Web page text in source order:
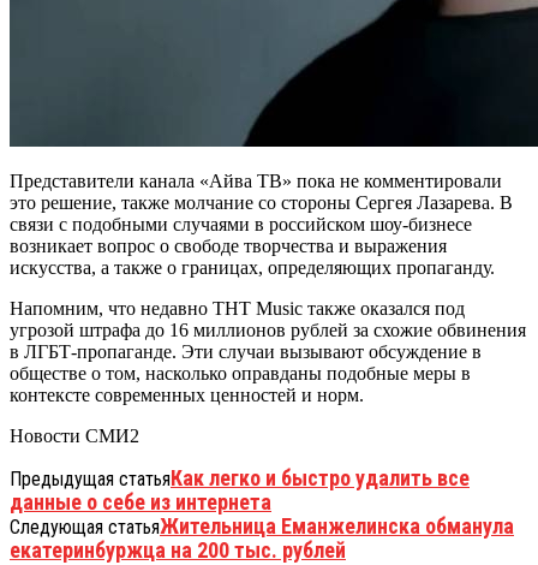
Представители канала «Айва ТВ» пока не комментировали
это решение, также молчание со стороны Сергея Лазарева. В
связи с подобными случаями в российском шоу-бизнесе
возникает вопрос о свободе творчества и выражения
искусства, а также о границах, определяющих пропаганду.
Напомним, что недавно ТНТ Music также оказался под
угрозой штрафа до 16 миллионов рублей за схожие обвинения
в ЛГБТ-пропаганде. Эти случаи вызывают обсуждение в
обществе о том, насколько оправданы подобные меры в
контексте современных ценностей и норм.
Новости СМИ2
Предыдущая статьяКак легко и быстро удалить все
данные о себе из интернета
Следующая статьяЖительница Еманжелинска обманула
екатеринбуржца на 200 тыс. рублей